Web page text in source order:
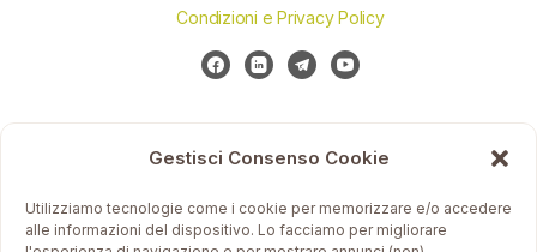
Gestisci Consenso Cookie
Utilizziamo tecnologie come i cookie per memorizzare e/o accedere
alle informazioni del dispositivo. Lo facciamo per migliorare
Condizioni e Privacy Policy